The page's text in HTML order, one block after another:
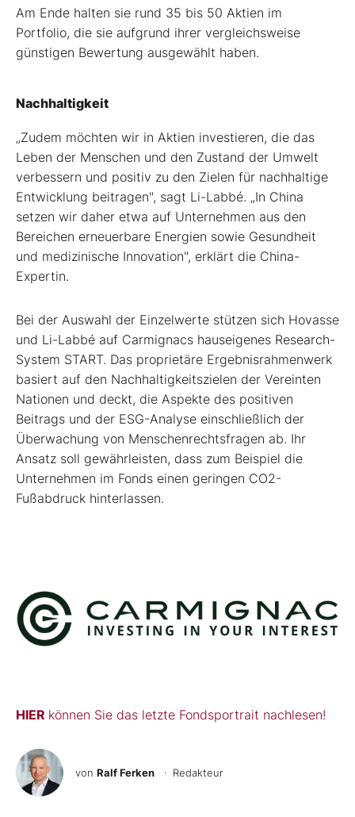
Am Ende halten sie rund 35 bis 50 Aktien im
Portfolio, die sie aufgrund ihrer vergleichsweise
günstigen Bewertung ausgewählt haben.
Nachhaltigkeit
„Zudem möchten wir in Aktien investieren, die das
Leben der Menschen und den Zustand der Umwelt
verbessern und positiv zu den Zielen für nachhaltige
Entwicklung beitragen", sagt Li-Labbé. „In China
setzen wir daher etwa auf Unternehmen aus den
Bereichen erneuerbare Energien sowie Gesundheit
und medizinische Innovation", erklärt die China-
Expertin.
Bei der Auswahl der Einzelwerte stützen sich Hovasse
und Li-Labbé auf Carmignacs hauseigenes Research-
System START. Das proprietäre Ergebnisrahmenwerk
basiert auf den Nachhaltigkeitszielen der Vereinten
Nationen und deckt, die Aspekte des positiven
Beitrags und der ESG-Analyse einschließlich der
Überwachung von Menschenrechtsfragen ab. Ihr
Ansatz soll gewährleisten, dass zum Beispiel die
Unternehmen im Fonds einen geringen CO2-
Fußabdruck hinterlassen.
HIER können Sie das letzte Fondsportrait nachlesen!
von Ralf Ferken · Redakteur